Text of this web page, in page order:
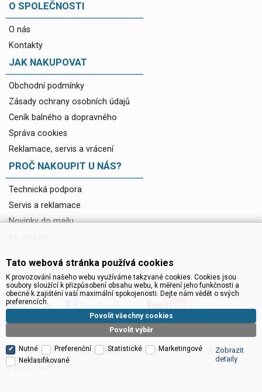
O SPOLEČNOSTI
O nás
Kontakty
JAK NAKUPOVAT
Obchodní podmínky
Zásady ochrany osobních údajů
Ceník balného a dopravného
Správa cookies
Reklamace, servis a vrácení
PROČ NAKOUPIT U NÁS?
Technická podpora
Servis a reklamace
Novinky do mailu
Satelitní technika - satelitní přijímače a komplety, set top boxy, dvb-t
technika :: INTER SAT
© 2026
Tato webová stránka používá cookies
K provozování našeho webu využíváme takzvané cookies. Cookies jsou
soubory sloužící k přizpůsobení obsahu webu, k měření jeho funkčnosti a
obecně k zajištění vaší maximální spokojenosti. Dejte nám vědět o svých
preferencích.
Povolit výběr
Povolit všechny cookies
Nutné Preferenční Statistické
Marketingové
Neklasifikované
Zobrazit
detaily